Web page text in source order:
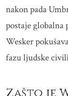
nakon pada
postaje
Wesker
fazu ljudske
Zašto je